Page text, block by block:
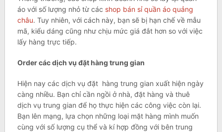
áo với số lượng nhỏ từ các shop bán sỉ quần áo quảng
châu. Tuy nhiên, với cách này, bạn sẽ bị hạn chế về mẫu
mã, kiểu dáng cũng như chịu mức giá đắt hơn so với việc
lấy hàng trực tiếp.
Order các dịch vụ đặt hàng trung gian
Hiện nay các dịch vụ đặt hàng trung gian xuất hiện ngày
càng nhiều. Bạn chỉ cần ngồi ở nhà, đặt hàng và thuê
dịch vụ trung gian để họ thực hiện các công việc còn lại.
Bạn lên mạng, lựa chọn những loại mặt hàng mình muốn
cùng với số lượng cụ thể và kí hợp đồng với bên trung